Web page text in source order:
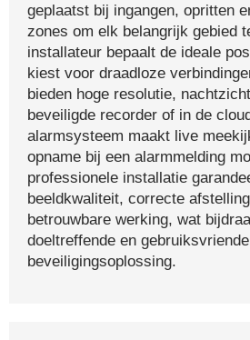
geplaatst bij ingangen, opritten
zones om elk belangrijk gebied
installateur bepaalt de ideale
kiest voor draadloze
bieden hoge resolutie,
beveiligde recorder of in de
alarmsysteem maakt live
opname bij een alarmmelding
professionele installatie
beeldkwaliteit, correcte
betrouwbare werking, wat
doeltreffende en
beveiligingsoplossing.